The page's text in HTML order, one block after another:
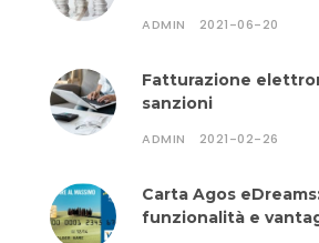
ADMIN 2021-06-20
Fatturazione
sanzioni
ADMIN 2021-02-26
Carta Agos
funzionalità e